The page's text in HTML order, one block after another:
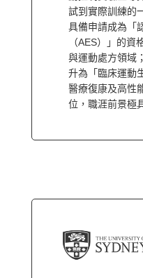
試到實際訓練的
具備申請成為「
（AES）」的資
與運動處方領域
升為「臨床運動
醫療復康及高性
位，職涯前景極